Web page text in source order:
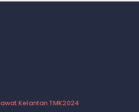
Kelantan TMK2024